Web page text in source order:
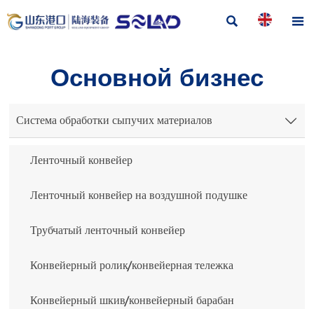
 
Основной бизнес
Система обработки сыпучих материалов 
Ленточный конвейер
Ленточный конвейер на воздушной подушке
Трубчатый ленточный конвейер
Конвейерный ролик/конвейерная тележка
Конвейерный шкив/конвейерный барабан